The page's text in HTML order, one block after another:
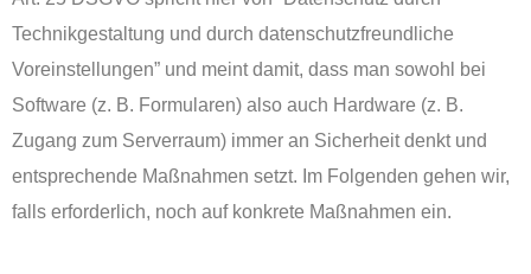
Technikgestaltung und durch datenschutzfreundliche
Voreinstellungen” und meint damit, dass man sowohl bei
Software (z. B. Formularen) also auch Hardware (z. B.
Zugang zum Serverraum) immer an Sicherheit denkt und
entsprechende Maßnahmen setzt. Im Folgenden gehen wir,
falls erforderlich, noch auf konkrete Maßnahmen ein.